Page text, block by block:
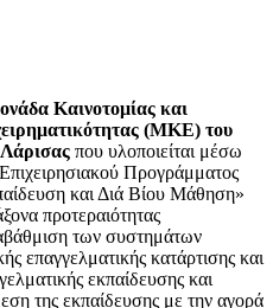
Καινοτομίας και
(ΜΚΕ) του
που υλοποιείται μέσω
Προγράμματος
και Διά Βίου Μάθηση»
προτεραιότητας
των συστημάτων
επαγγελματικής κατάρτισης και
εκπαίδευσης και
της εκπαίδευσης με την αγορά